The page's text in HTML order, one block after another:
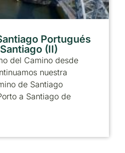
Portugués
(II)
del Camino desde
nuestra
de Santiago
a Santiago de